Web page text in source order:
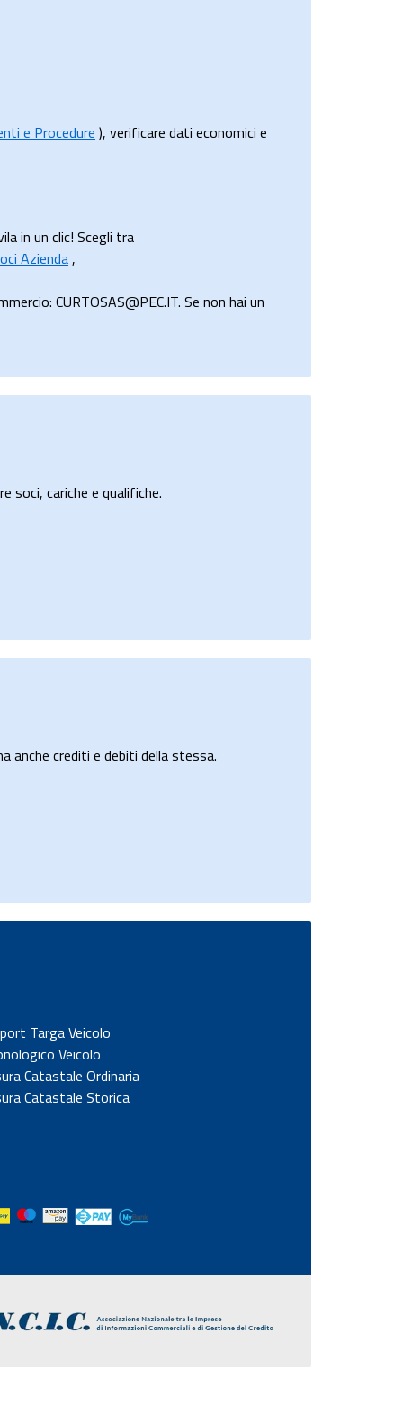
e Procedure ), verificare dati economici e
in un clic! Scegli tra
Azienda,
CURTOSAS@PEC.IT. Se non hai un
soci, cariche e qualifiche.
anche crediti e debiti della stessa.
Targa Veicolo
Veicolo
Catastale Ordinaria
Catastale Storica